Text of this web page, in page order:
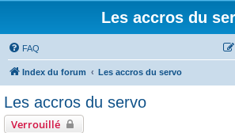
Les accros du
FAQ
Index du forum Les accros du servo
Les accros du servo
Verrouillé